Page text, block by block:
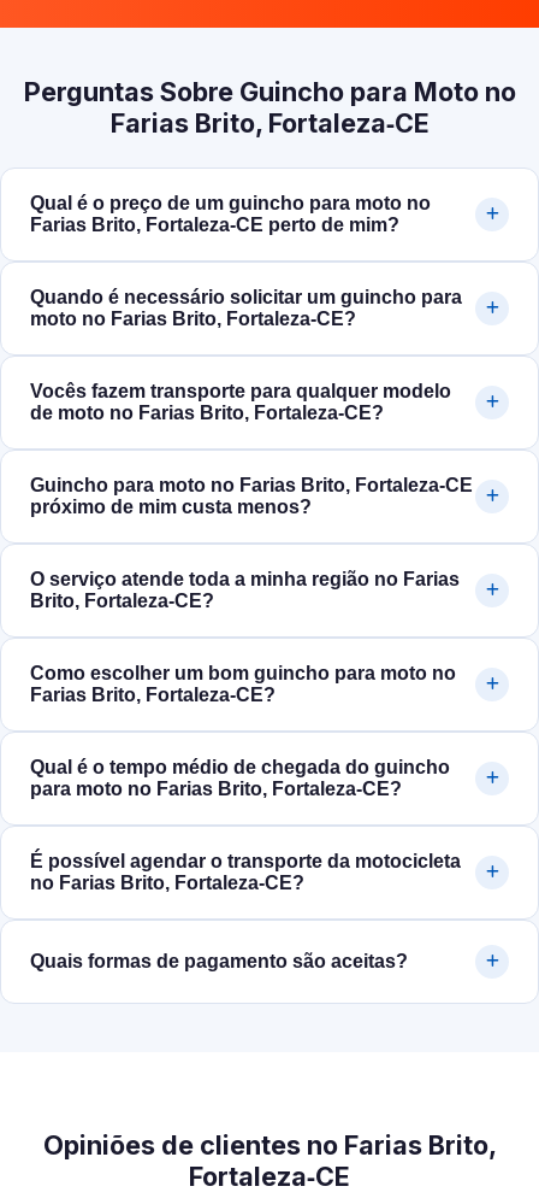
Perguntas Sobre Guincho para Moto no
Farias Brito, Fortaleza‑CE
Qual é o preço de um guincho para moto no
Farias Brito, Fortaleza‑CE perto de mim?
Quando é necessário solicitar um guincho para
moto no Farias Brito, Fortaleza‑CE?
Vocês fazem transporte para qualquer modelo
de moto no Farias Brito, Fortaleza‑CE?
Guincho para moto no Farias Brito, Fortaleza‑CE
próximo de mim custa menos?
O serviço atende toda a minha região no Farias
Brito, Fortaleza‑CE?
Como escolher um bom guincho para moto no
Farias Brito, Fortaleza‑CE?
Qual é o tempo médio de chegada do guincho
para moto no Farias Brito, Fortaleza‑CE?
É possível agendar o transporte da motocicleta
no Farias Brito, Fortaleza‑CE?
Quais formas de pagamento são aceitas?
Opiniões de clientes no Farias Brito,
Fortaleza‑CE